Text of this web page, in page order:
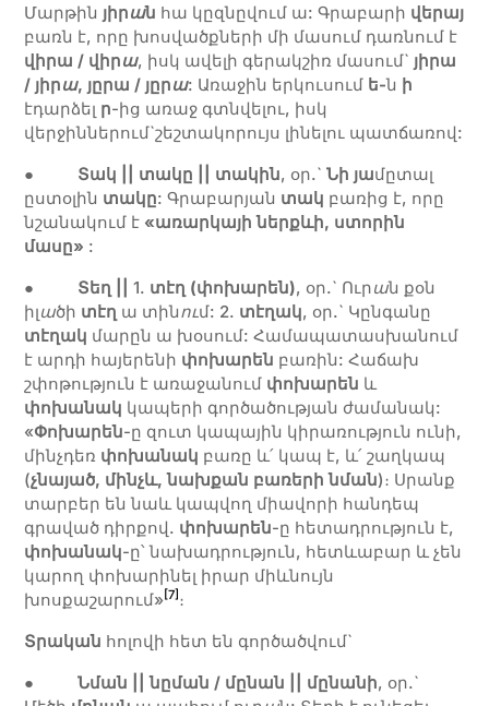
Մարթին յիրան հա կըզնըվում ա: Գրաբարի վերայ
բառն է, որը խոսվածքների մի մասում դառնում է
վիրա / վիրա, իսկ ավելի գերակշիռ մասում` յիրա
/ յիրա, յըրա / յըրա: Առաջին երկուսում ե-ն ի
էդարձել ր-ից առաջ գտնվելու, իսկ
վերջիններում`շեշտակորույս լինելու պատճառով:
● Տակ || տակը || տակին, օր.` Նի յամըտալ
ըստօլին տակը: Գրաբարյան տակ բառից է, որը
նշանակում է «առարկայի ներքևի, ստորին
մասը» :
● Տեղ 1. տէղ (փոխարեն), օր.` Ուրան քօն
իլածի տէղ ա տինում: 2. տէղակ, օր.` Կընգանը
տէղակ մարըն ա խօսում: Համապատասխանում
է արդի հայերենի փոխարեն բառին: Հաճախ
շփոթություն է առաջանում փոխարեն և
փոխանակ կապերի գործածության ժամանակ:
«Փոխարեն-ը զուտ կապային կիրառություն ունի,
մինչդեռ փոխանակ բառը և՛ կապ է, և՛ շաղկապ
(չնայած, մինչև, նախքան բառերի նման)։ Սրանք
տարբեր են նաև կապվող միավորի հանդեպ
գրաված դիրքով. փոխարեն-ը հետադրություն է,
փոխանակ-ը՝ նախադրություն, հետևաբար և չեն
կարող փոխարինել իրար միևնույն
խոսքաշարում»[7] ։
Տրական հոլովի հետ են գործածվում`
● Նման || նըման / մընան || մընանի, օր.`